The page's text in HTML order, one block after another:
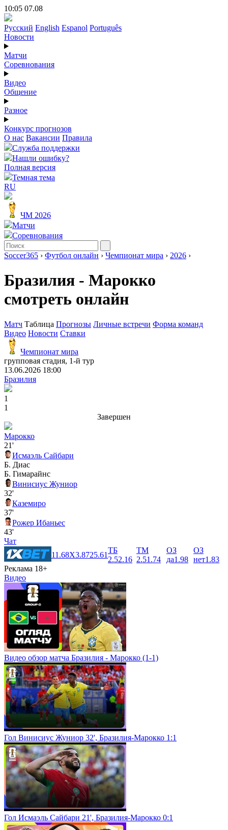
10:05 07.08
Русский English Espanol Português
Новости
Матчи
Соревнования
Видео
Общение
Разное
Конкурс прогнозов
О нас Вакансии Правила
Служба поддержки
Нашли ошибку?
Полная версия
Темная тема
RU
ЧМ 2026
Матчи
Соревнования
Soccer365 › Футбол онлайн › Чемпионат мира › 2026 ›
Бразилия - Марокко
смотреть онлайн
Матч Таблица Прогнозы Личные встречи Форма команд
Видео Новости Ставки
Чемпионат мира
групповая стадия, 1-й тур
13.06.2026 18:00
Бразилия
1
1
Завершен
Марокко
21'
Исмаэль Сайбари
Б. Диас
Б. Гимарайнс
Винисиус Жуниор
32'
Каземиро
37'
Рожер Ибаньес
43'
Чат
11.68X3.8725.61
ТБ
2.52.16
ТМ
2.51.74
ОЗ
да1.98
ОЗ
нет1.83
Реклама 18+
Видео
Видео обзор матча Бразилия - Марокко (1-1)
Гол Винисиус Жуниор 32', Бразилия-Марокко 1:1
Гол Исмаэль Сайбари 21', Бразилия-Марокко 0:1